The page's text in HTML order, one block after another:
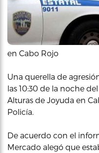
en Cabo Rojo
Una querella de
las 10:30 de la noche
Alturas de Joyuda en
Policía.
De acuerdo con el
Mercado alegó que